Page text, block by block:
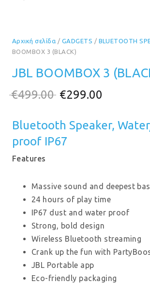
Αρχική σελίδα / GADGETS / BLUETOOTH
BOOMBOX 3 (BLACK)
JBL BOOMBOX 3
€499.00 Original
was:
€499.00.
€299.00
τιμή
Bluetooth Speaker,
proof IP67
Features
Massive sound and deepest
24 hours of play time
IP67 dust and water proof
Strong, bold design
Wireless Bluetooth streaming
Crank up the fun with
JBL Portable app
Eco-friendly packaging